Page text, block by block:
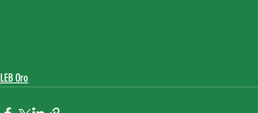
LEB Oro